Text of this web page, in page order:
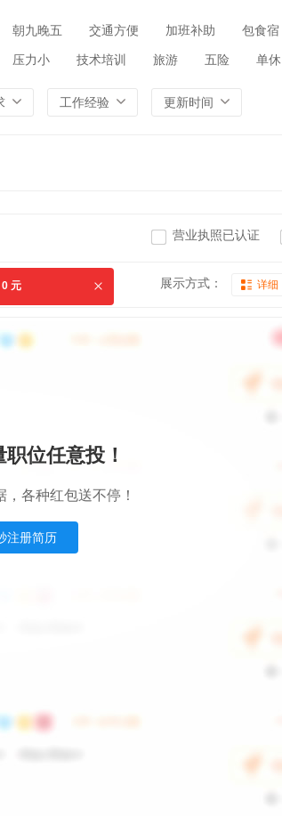
朝九晚五 交通方便 加班补助 包食宿
压力小 技术培训 旅游 五险 单休
工作经验 更新时间
0 元
营业执照已认证
展示方式： 详细
位任意投！
各种红包送不停！
注册简历